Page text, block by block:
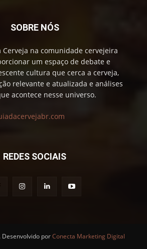
SOBRE NÓS
Cerveja na comunidade cervejeira
um espaço de debate e
cultura que cerca a cerveja,
relevante e atualizada e análises
acontece nesse universo.
REDES SOCIAIS
porConecta Marketing Digital